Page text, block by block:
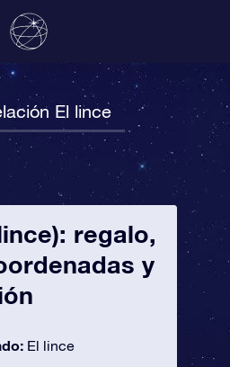
El lince
regalo,
y
El lince